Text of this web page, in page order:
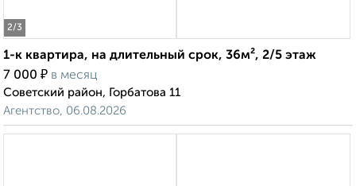
2/3
1-к квартира, на длительный срок, 36м², 2/5 этаж
7 000 ₽ в месяц
Советский район, Горбатова 11
Агентство, 06.08.2026